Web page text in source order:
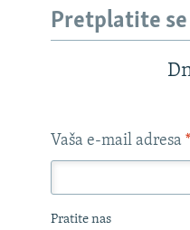
Pretplatite
Vaša e-mail adresa *
Pratite nas